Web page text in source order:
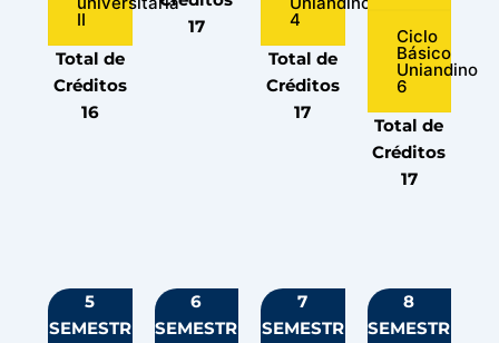
II
Total de
Créditos
16
17
4
Total de
Créditos
17
Ciclo
Básico
Uniandino
6
Total de
Créditos
17
5
SEMESTR
6
SEMESTR
7
SEMESTR
8
SEMESTR